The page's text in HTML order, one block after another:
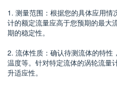
1. 测量范围：根据您的具体应用
计的额定流量应高于您预期的最大
期的稳定性。
2. 流体性质：确认待测流体的特性
温度等。针对特定流体的涡轮流量
升适应性。